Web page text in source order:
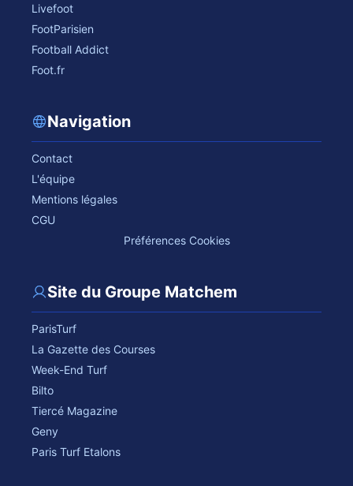
Livefoot
FootParisien
Football Addict
Foot.fr
Navigation
Contact
L'équipe
Mentions légales
CGU
Préférences Cookies
Site du Groupe Matchem
ParisTurf
La Gazette des Courses
Week-End Turf
Bilto
Tiercé Magazine
Geny
Paris Turf Etalons